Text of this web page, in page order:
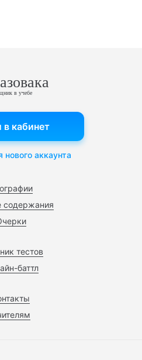
в учебе
содержания
тестов
баттл
в кабинет
нового аккаунта